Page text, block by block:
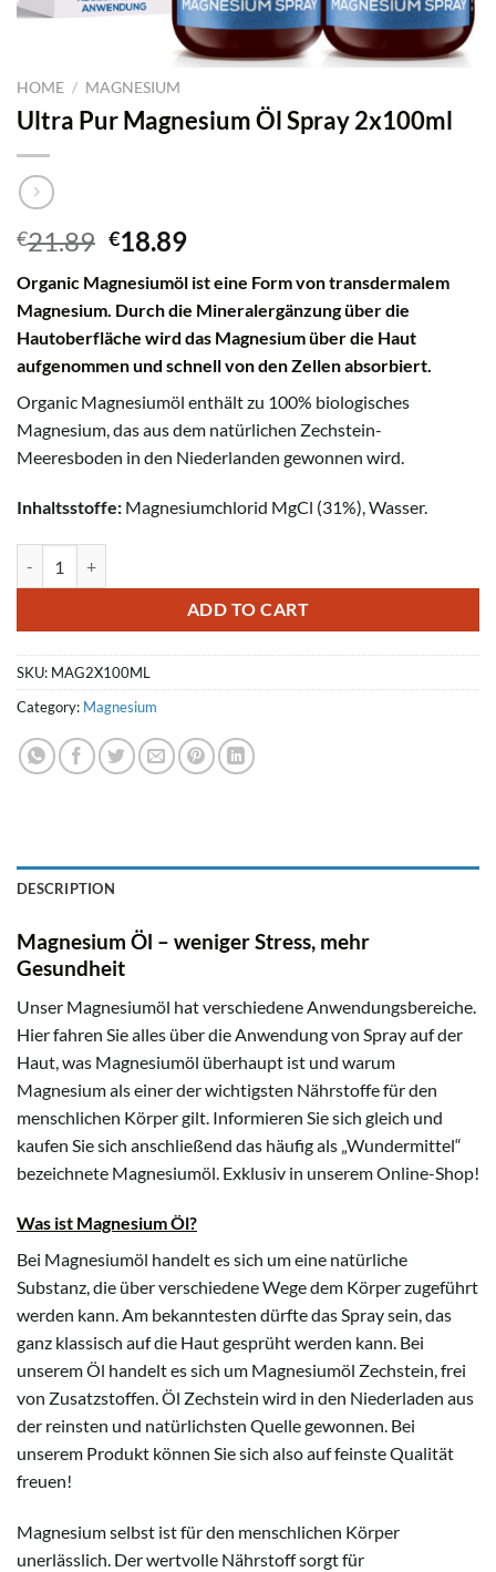
HOME / MAGNESIUM
Ultra Pur Magnesium Öl Spray 2x100ml
€21.89 Original
was:
€21.89.
€18.89Current
is:
€18.89.
Organic Magnesiumöl ist eine Form von transdermalem
Magnesium. Durch die Mineralergänzung über die
Hautoberfläche wird das Magnesium über die Haut
aufgenommen und schnell von den Zellen absorbiert.
Organic Magnesiumöl enthält zu 100% biologisches
Magnesium, das aus dem natürlichen Zechstein-
Meeresboden in den Niederlanden gewonnen wird.
Inhaltsstoffe: Magnesiumchlorid MgCl (31%), Wasser.
ADD TO CART
SKU: MAG2X100ML
Category: Magnesium
DESCRIPTION
Magnesium Öl – weniger Stress, mehr
Gesundheit
Unser Magnesiumöl hat verschiedene Anwendungsbereiche.
Hier fahren Sie alles über die Anwendung von Spray auf der
Haut, was Magnesiumöl überhaupt ist und warum
Magnesium als einer der wichtigsten Nährstoffe für den
menschlichen Körper gilt. Informieren Sie sich gleich und
kaufen Sie sich anschließend das häufig als „Wundermittel“
bezeichnete Magnesiumöl. Exklusiv in unserem Online-Shop!
Was ist Magnesium Öl?
Bei Magnesiumöl handelt es sich um eine natürliche
Substanz, die über verschiedene Wege dem Körper zugeführt
werden kann. Am bekanntesten dürfte das Spray sein, das
ganz klassisch auf die Haut gesprüht werden kann. Bei
unserem Öl handelt es sich um Magnesiumöl Zechstein, frei
von Zusatzstoffen. Öl Zechstein wird in den Niederladen aus
der reinsten und natürlichsten Quelle gewonnen. Bei
unserem Produkt können Sie sich also auf feinste Qualität
freuen!
Magnesium selbst ist für den menschlichen Körper
unerlässlich. Der wertvolle Nährstoff sorgt für